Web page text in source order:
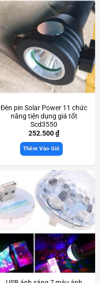
Đèn pin Solar Power 11 chức
năng tiện dụng giá tốt
Scd3550
252.500₫
Thêm Vào Giỏ